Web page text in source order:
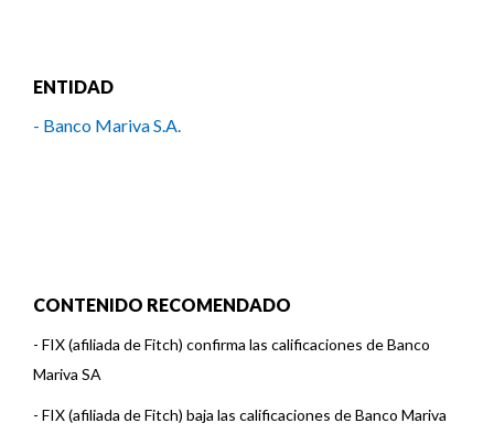
ENTIDAD
- Banco Mariva S.A.
CONTENIDO RECOMENDADO
- FIX (afiliada de Fitch) confirma las calificaciones de Banco
Mariva SA
- FIX (afiliada de Fitch) baja las calificaciones de Banco Mariva